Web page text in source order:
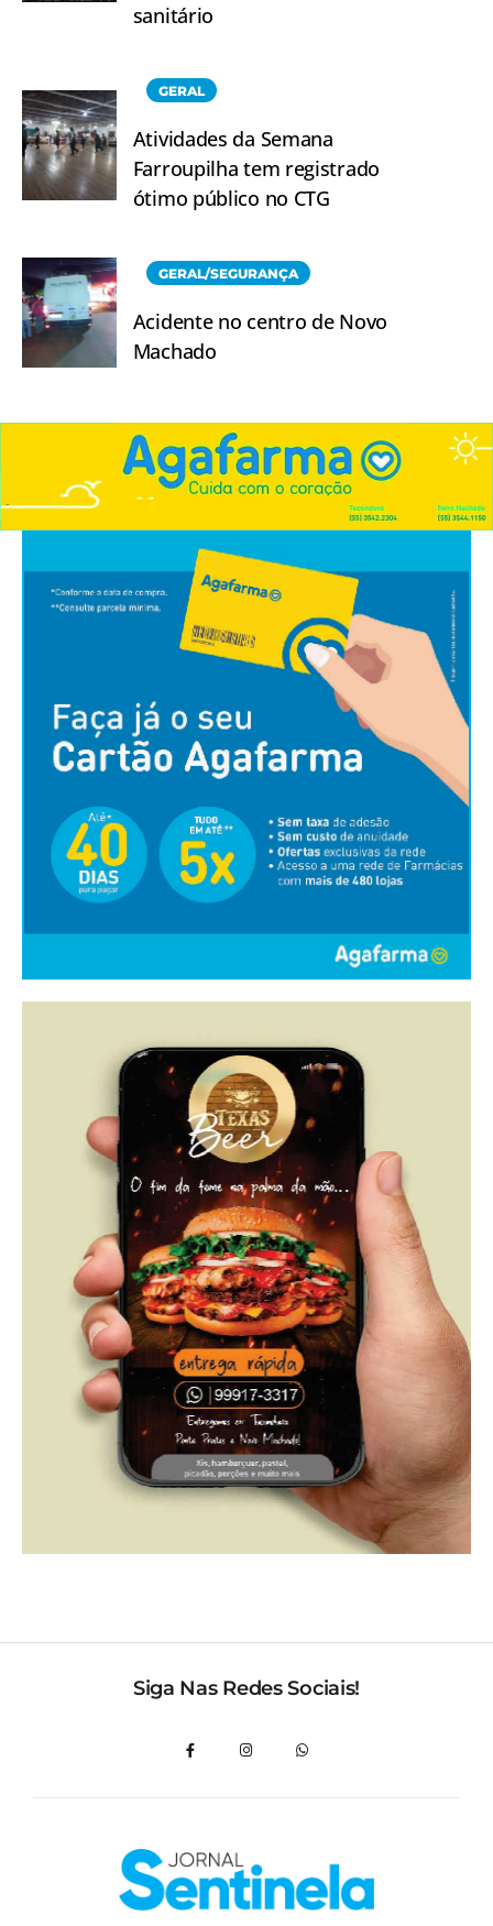
sanitário
GERAL
Atividades da Semana
Farroupilha tem registrado
ótimo público no CTG
GERAL/SEGURANÇA
Acidente no centro de Novo
Machado
Siga Nas Redes Sociais!